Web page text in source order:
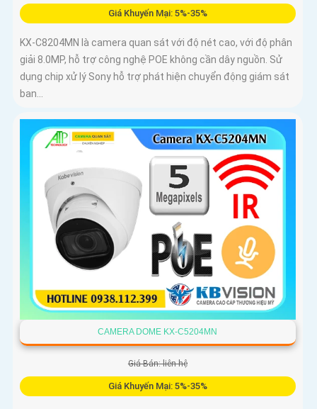
Giá Khuyến Mại: 5%-35%
KX-C8204MN là camera quan sát với độ nét cao, với độ phân
giải 8.0MP, hỗ trợ công nghệ POE không cần dây nguồn. Sử
dụng chip xử lý Sony hỗ trợ phát hiện chuyển động giám sát
ban...
CAMERA DOME KX-C5204MN
Giá Bán: liên hệ
Giá Khuyến Mại: 5%-35%